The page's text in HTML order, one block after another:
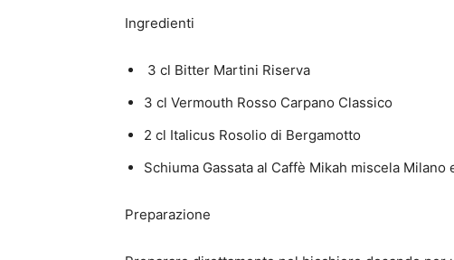
Ingredienti
3 cl Bitter Martini Riserva
3 cl Vermouth Rosso Carpano Classico
2 cl Italicus Rosolio di Bergamotto
Schiuma Gassata al Caffè Mikah miscela
Preparazione